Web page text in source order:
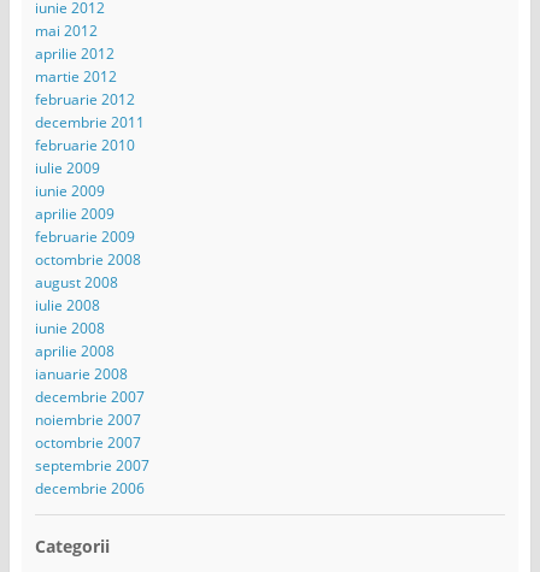
iunie 2012
mai 2012
aprilie 2012
martie 2012
februarie 2012
decembrie 2011
februarie 2010
iulie 2009
iunie 2009
aprilie 2009
februarie 2009
octombrie 2008
august 2008
iulie 2008
iunie 2008
aprilie 2008
ianuarie 2008
decembrie 2007
noiembrie 2007
octombrie 2007
septembrie 2007
decembrie 2006
Categorii